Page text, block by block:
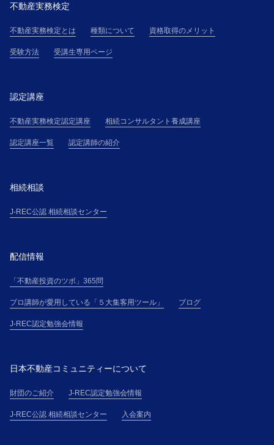
不動産実務検定
不動産実務検定とは 種類について 資格取得のメリット
受験方法 受講生専用ページ
認定講座
不動産実務検定認定講座 相続コンサルタント養成講座
認定講座一覧 認定講師の紹介
相続相談
J-REC公認 相続相談センター
配信情報
「不動産投資のツボ」365問
プロ講師が愛用している「５大集客用ツール」 ブログ
J-REC認定勉強会情報
日本不動産コミュニティーについて
財団のご紹介 J-REC認定勉強会情報
J-REC公認 相続相談センター 入会案内